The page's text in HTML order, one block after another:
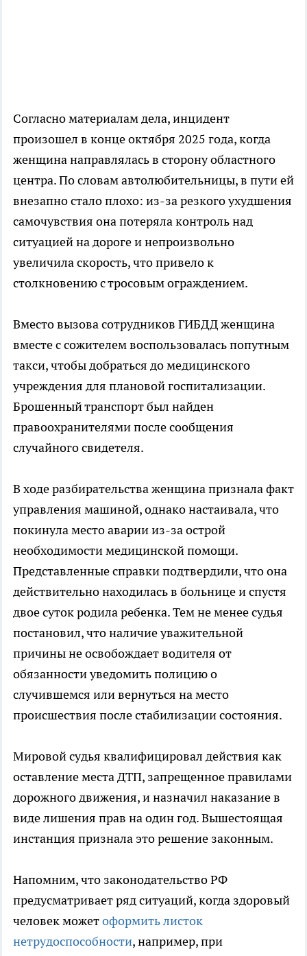
Согласно материалам дела, инцидент
произошел в конце октября 2025 года, когда
женщина направлялась в сторону областного
центра. По словам автолюбительницы, в пути ей
внезапно стало плохо: из-за резкого ухудшения
самочувствия она потеряла контроль над
ситуацией на дороге и непроизвольно
увеличила скорость, что привело к
столкновению с тросовым ограждением.
Вместо вызова сотрудников ГИБДД женщина
вместе с сожителем воспользовалась попутным
такси, чтобы добраться до медицинского
учреждения для плановой госпитализации.
Брошенный транспорт был найден
правоохранителями после сообщения
случайного свидетеля.
В ходе разбирательства женщина признала факт
управления машиной, однако настаивала, что
покинула место аварии из-за острой
необходимости медицинской помощи.
Представленные справки подтвердили, что она
действительно находилась в больнице и спустя
двое суток родила ребенка. Тем не менее судья
постановил, что наличие уважительной
причины не освобождает водителя от
обязанности уведомить полицию о
случившемся или вернуться на место
происшествия после стабилизации состояния.
Мировой судья квалифицировал действия как
оставление места ДТП, запрещенное правилами
дорожного движения, и назначил наказание в
виде лишения прав на один год. Вышестоящая
инстанция признала это решение законным.
Напомним, что законодательство РФ
предусматривает ряд ситуаций, когда здоровый
человек можетоформить листок
нетрудоспособности, например, при